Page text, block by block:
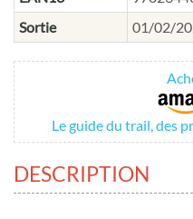
Sortie
01/02/
Le guide du trail, des
DESCRIPTION